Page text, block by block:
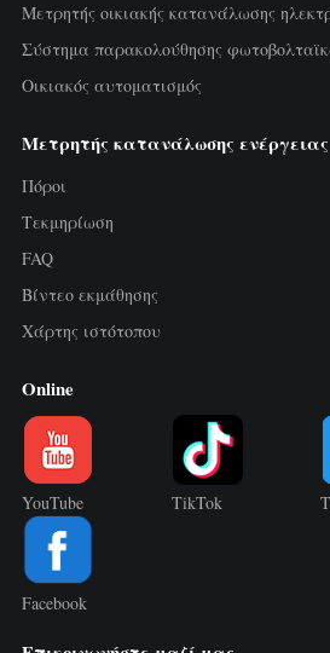
Μετρητής οικιακής κατανάλωσης
Σύστημα παρακολούθησης
Οικιακός αυτοματισμός
Μετρητής κατανάλωσης ενέργειας
Πόροι
Τεκμηρίωση
FAQ
Βίντεο εκμάθησης
Χάρτης ιστότοπου
Online
YouTube TikTok
Facebook